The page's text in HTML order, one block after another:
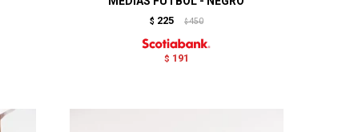
$ 225 $ 450
$ 191